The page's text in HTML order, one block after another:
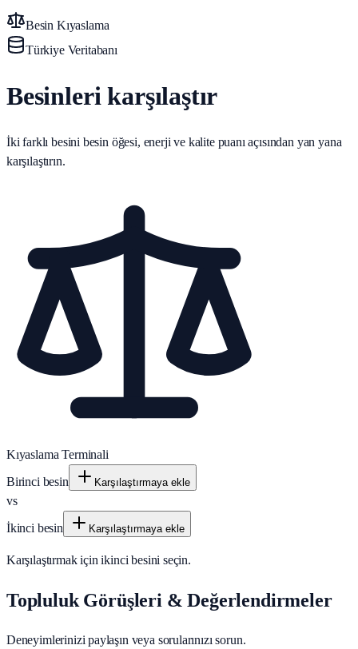
Besin Kıyaslama
Türkiye Veritabanı
Besinleri karşılaştır
İki farklı besini besin öğesi, enerji ve kalite puanı açısından yan yana
karşılaştırın.
Kıyaslama Terminali
Birinci besin
Karşılaştırmaya ekle
vs
İkinci besin
Karşılaştırmaya ekle
Karşılaştırmak için ikinci besini seçin.
Topluluk Görüşleri & Değerlendirmeler
Deneyimlerinizi paylaşın veya sorularınızı sorun.